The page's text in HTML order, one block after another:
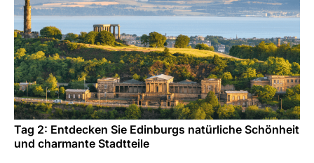
Tag 2: Entdecken Sie Edinburgs natürliche Schönheit
und charmante Stadtteile